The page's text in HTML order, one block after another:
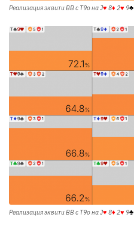
Реализация эквити BB с T9o наJ♥ 8♦ 2♥ 9♣
Реализация эквити BB с T9o наJ♥ 8♦ 2♥ 9♣